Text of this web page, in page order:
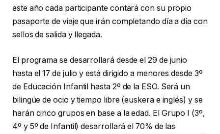
este año cada participante contará con su propio
pasaporte de viaje que irán completando día a día con
sellos de salida y llegada.
El programa se desarrollará desde el 29 de junio
hasta el 17 de julio y está dirigido a menores desde 3º
de Educación Infantil hasta 2º de la ESO. Será un
bilingüe de ocio y tiempo libre (euskera e inglés) y se
harán cinco grupos en base a la edad. El Grupo I (3º,
4º y 5º de Infantil) desarrollará el 70% de las